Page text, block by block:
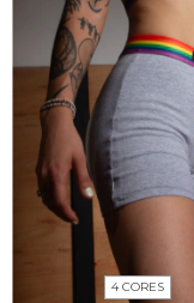
4 CORES